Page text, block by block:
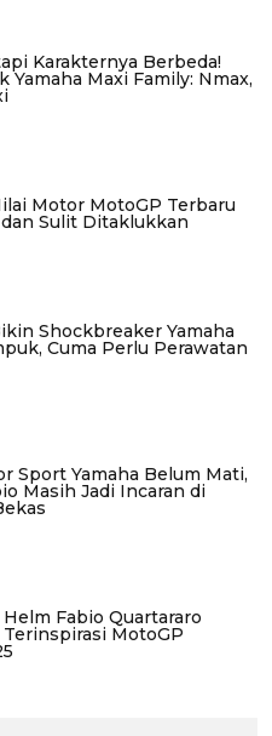
Karakternya Berbeda!
Yamaha Maxi Family: Nmax,
Motor MotoGP Terbaru
Sulit Ditaklukkan
Shockbreaker Yamaha
Cuma Perlu Perawatan
Sport Yamaha Belum Mati,
Masih Jadi Incaran di
Fabio Quartararo
MotoGP